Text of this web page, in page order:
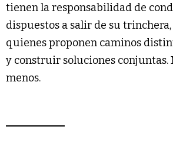
tienen la responsabilidad de
dispuestos a salir de su
quienes proponen caminos
y construir soluciones conjuntas.
menos.